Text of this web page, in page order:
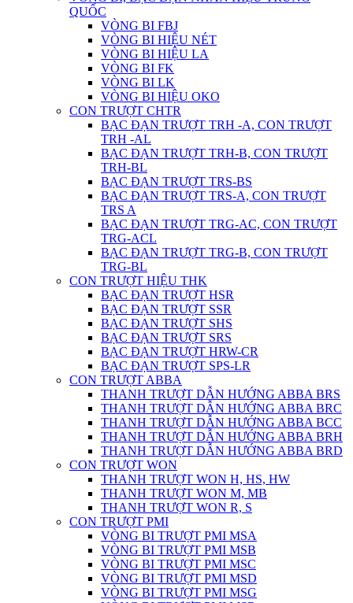
QUỐC
VÒNG BI FBJ
VÒNG BI HIỆU NÉT
VÒNG BI HIỆU LA
VÒNG BI FK
VÒNG BI LK
VÒNG BI HIỆU OKO
CON TRƯỢT CHTR
BẠC ĐẠN TRƯỢT TRH -A, CON TRƯỢT
TRH -AL
BẠC ĐẠN TRƯỢT TRH-B, CON TRƯỢT
TRH-BL
BẠC ĐẠN TRƯỢT TRS-BS
BẠC ĐẠN TRƯỢT TRS-A, CON TRƯỢT
TRS A
BẠC ĐẠN TRƯỢT TRG-AC, CON TRƯỢT
TRG-ACL
BẠC ĐẠN TRƯỢT TRG-B, CON TRƯỢT
TRG-BL
CON TRƯỢT HIỆU THK
BẠC ĐẠN TRƯỢT HSR
BẠC ĐẠN TRƯỢT SSR
BẠC ĐẠN TRƯỢT SHS
BẠC ĐẠN TRƯỢT SRS
BẠC ĐẠN TRƯỢT HRW-CR
BẠC ĐẠN TRƯỢT SPS-LR
CON TRƯỢT ABBA
THANH TRƯỢT DẪN HƯỚNG ABBA BRS
THANH TRƯỢT DẪN HƯỚNG ABBA BRC
THANH TRƯỢT DẪN HƯỚNG ABBA BCC
THANH TRƯỢT DẪN HƯỚNG ABBA BRH
THANH TRƯỢT DẪN HƯỚNG ABBA BRD
CON TRƯỢT WON
THANH TRƯỢT WON H, HS, HW
THANH TRƯỢT WON M, MB
THANH TRƯỢT WON R, S
CON TRƯỢT PMI
VÒNG BI TRƯỢT PMI MSA
VÒNG BI TRƯỢT PMI MSB
VÒNG BI TRƯỢT PMI MSC
VÒNG BI TRƯỢT PMI MSD
VÒNG BI TRƯỢT PMI MSG